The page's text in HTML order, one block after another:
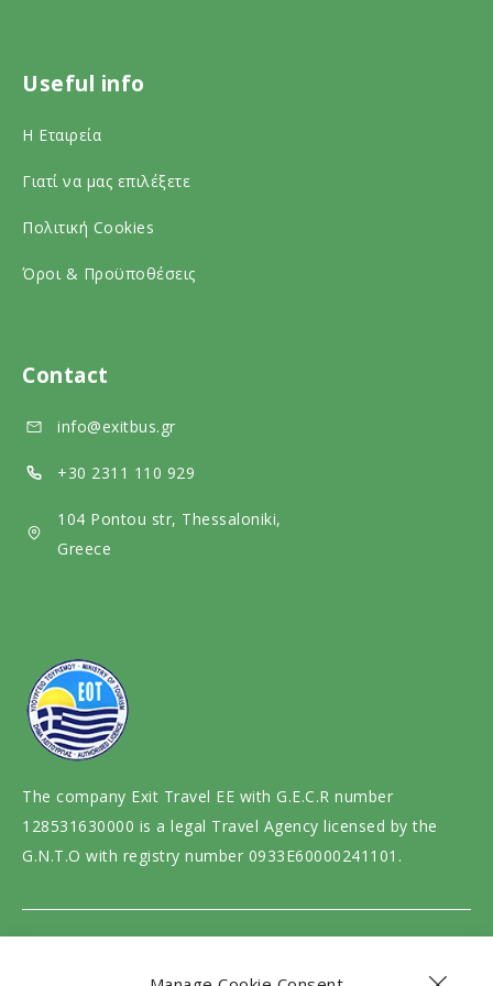
o
c
a
l
m
i
s
o
i
a
l
d
a
o
o
c
i
m
d
i
a
Useful info
Η Εταιρεία
Γιατί να μας επιλέξετε
Πολιτική Cookies
Όροι & Προϋποθέσεις
Contact
info@exitbus.gr
+30 2311 110 929
104 Pontou str, Thessaloniki,
Greece
The company Exit Travel EE with G.E.C.R number
128531630000 is a legal Travel Agency licensed by the
G.N.T.O with registry number 0933E60000241101.
Website design and development bymotivar.gr